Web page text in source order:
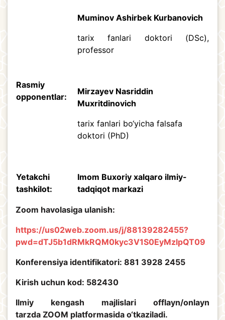
Rasmiy
opponentlar:
Muminov Ashirbek Kurbanovich
tarix fanlari doktori (DSc),
professor
Mirzayev Nasriddin
Muxritdinovich
tarix fanlari bo‘yicha falsafa
doktori (PhD)
Yetakchi
tashkilot:
Imom Buxoriy xalqaro ilmiy-
tadqiqot markazi
Zoom havolasiga ulanish:
https://us02web.zoom.us/j/88139282455?
pwd=dTJ5b1dRMkRQM0kyc3V1S0EyMzlpQT09
Konferensiya identifikatori: 881 3928 2455
Kirish uchun kod: 582430
Ilmiy kengash majlislari offlayn/onlayn
tarzda ZOOM platformasida o‘tkaziladi.